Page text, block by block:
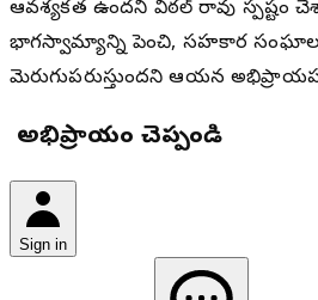
ఆవశ్యకత ఉందని విఠల్ రావు స్పష్టం
భాగస్వామ్యాన్ని పెంచి, సహకార సంఘాల
మెరుగుపరుస్తుందని ఆయన
మీ అభిప్రాయం చెప్పండి
Sign in